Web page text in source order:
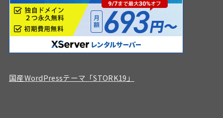
国産WordPressテーマ「STORK19」